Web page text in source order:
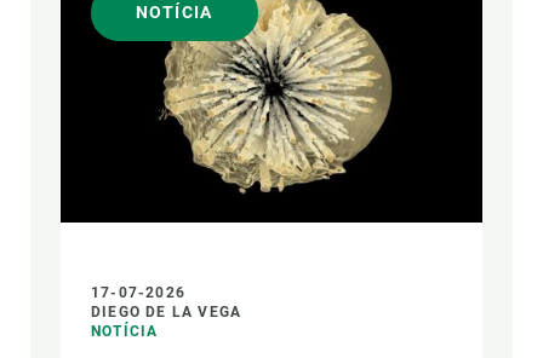
NOTÍCIA
17-07-2026
DIEGO DE LA VEGA
NOTÍCIA